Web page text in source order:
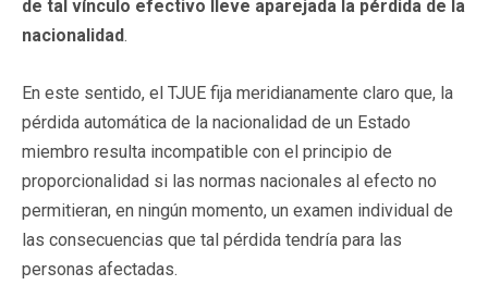
de tal vínculo efectivo lleve aparejada la pérdida de la
nacionalidad.
En este sentido, el TJUE fija meridianamente claro que, la
pérdida automática de la nacionalidad de un Estado
miembro resulta incompatible con el principio de
proporcionalidad si las normas nacionales al efecto no
permitieran, en ningún momento, un examen individual de
las consecuencias que tal pérdida tendría para las
personas afectadas.